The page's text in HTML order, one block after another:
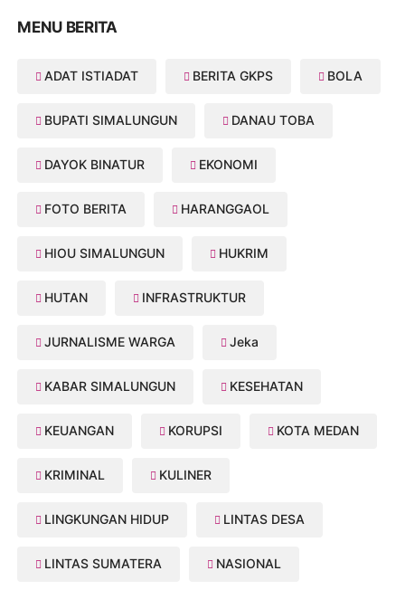
MENU BERITA
ADAT ISTIADAT BERITA GKPS BOLA
BUPATI SIMALUNGUN DANAU TOBA
DAYOK BINATUR EKONOMI
FOTO BERITA HARANGGAOL
HIOU SIMALUNGUN HUKRIM
HUTAN INFRASTRUKTUR
JURNALISME WARGA Jeka
KABAR SIMALUNGUN KESEHATAN
KEUANGAN KORUPSI KOTA MEDAN
KRIMINAL KULINER
LINGKUNGAN HIDUP LINTAS DESA
LINTAS SUMATERA NASIONAL